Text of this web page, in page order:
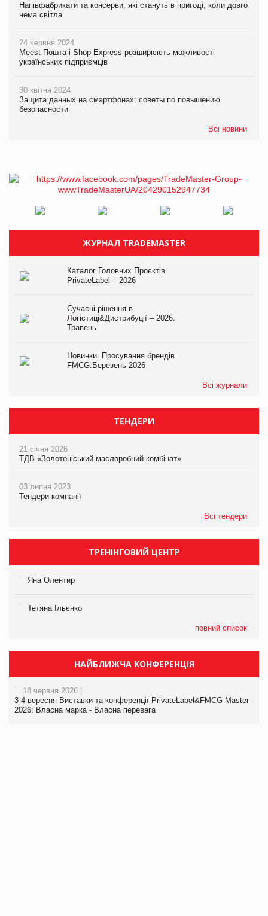
Напівфабрикати та консерви, які стануть в пригоді, коли довго
нема світла
24 червня 2024
Meest Пошта і Shop-Express розширюють можливості
українських підприємців
30 квітня 2024
Защита данных на смартфонах: советы по повышению
безопасности
Всі новини
ЖУРНАЛ TRADEMASTER
Каталог Головних Проєктів
PrivateLabel – 2026
Сучасні рішення в
Логістиці&Дистрибуції – 2026.
Травень
Новинки. Просування брендів
FMCG.Березень 2026
Всі журнали
ТЕНДЕРИ
21 січня 2026
ТДВ «Золотоніський маслоробний комбінат»
03 липня 2023
Тендери компанії
Всі тендери
ТРЕНІНГОВИЙ ЦЕНТР
Яна Олентир
Тетяна Ільєнко
повний список
НАЙБЛИЖЧА КОНФЕРЕНЦІЯ
18 червня 2026 |
3-4 вересня Виставки та конференції PrivateLabel&FMCG Master-
2026: Власна марка - Власна перевага